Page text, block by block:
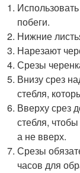
побеги.
Нижние
Нарезают
Срезы
Внизу срез
стебля,
Вверху срез
стебля,
а не вверх.
Срезы
часов для